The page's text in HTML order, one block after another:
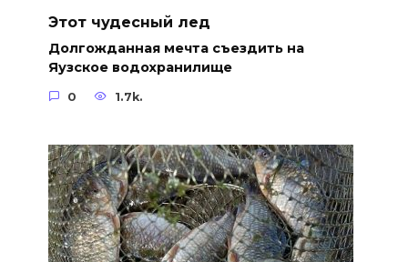
Этот чудесный лед
Долгожданная мечта съездить на
Яузское водохранилище
0 1.7k.